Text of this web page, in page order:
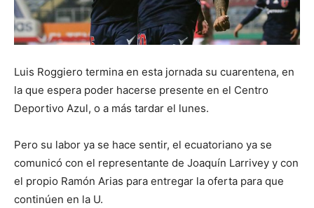
Luis Roggiero termina en esta jornada su cuarentena, en
la que espera poder hacerse presente en el Centro
Deportivo Azul, o a más tardar el lunes.
Pero su labor ya se hace sentir, el ecuatoriano ya se
comunicó con el representante de Joaquín Larrivey y con
el propio Ramón Arias para entregar la oferta para que
continúen en la U.